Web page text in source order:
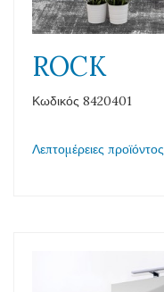
ROCK
Κωδικός 8420401
Λεπτομέρειες προϊόντος